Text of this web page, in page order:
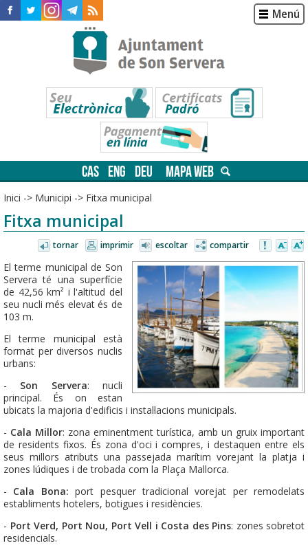
Menú
CAS ENG DEU MAPA WEB
Inici -> Municipi -> Fitxa municipal
Fitxa municipal
tornar imprimir escoltar compartir
El terme municipal de Son
Servera té una superfície
de 42,56 km² i l'altitud del
seu nucli més elevat és de
103 m.
El terme municipal està
format per diversos nuclis
urbans:
- Son Servera: nucli
principal. És on estan
ubicats la majoria d'edificis i instal·lacions municipals.
- Cala Millor: zona eminentment turística, amb un gruix important
de residents fixos. És zona d'oci i compres, i destaquen entre els
seus millors atributs una passejada marítim vorejant la platja i
zones lúdiques i de trobada com la Plaça Mallorca.
- Cala Bona: port pesquer tradicional vorejat per remodelats
establiments hotelers, botigues i residències.
- Port Verd, Port Nou, Port Vell i Costa des Pins: zones sobretot
residencials.